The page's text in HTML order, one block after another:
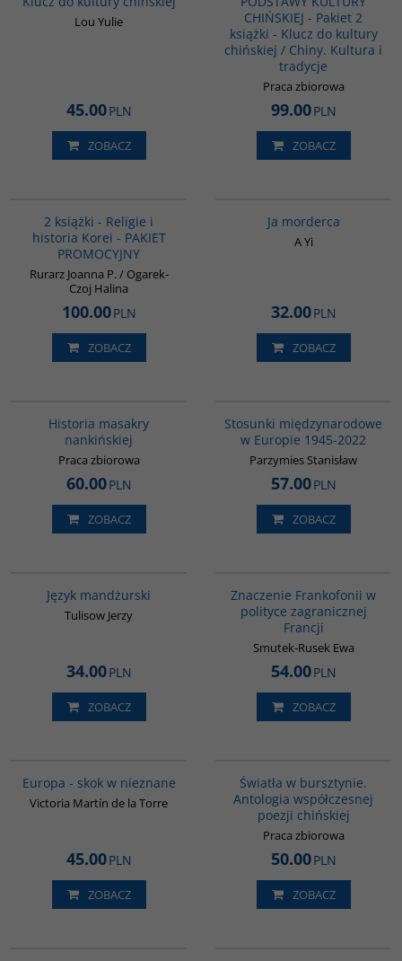
Lou Yulie
45.00PLN
ZOBACZ
CHIŃSKIEJ - Pakiet 2
książki - Klucz do kultury
chińskiej / Chiny. Kultura i
tradycje
Praca zbiorowa
99.00PLN
ZOBACZ
2 książki - Religie i
historia Korei - PAKIET
PROMOCYJNY
Rurarz Joanna P. / Ogarek-
Czoj Halina
100.00PLN
ZOBACZ
Ja morderca
A Yi
32.00PLN
ZOBACZ
Historia masakry
nankińskiej
Praca zbiorowa
60.00PLN
ZOBACZ
Stosunki międzynarodowe
w Europie 1945-2022
Parzymies Stanisław
57.00PLN
ZOBACZ
Język mandżurski
Tulisow Jerzy
34.00PLN
ZOBACZ
Znaczenie Frankofonii w
polityce zagranicznej
Francji
Smutek-Rusek Ewa
54.00PLN
ZOBACZ
Europa - skok w nieznane
Victoria Martín de la Torre
45.00PLN
ZOBACZ
Światła w bursztynie.
Antologia współczesnej
poezji chińskiej
Praca zbiorowa
50.00PLN
ZOBACZ